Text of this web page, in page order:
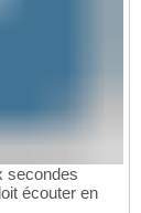
secondes
écouter en